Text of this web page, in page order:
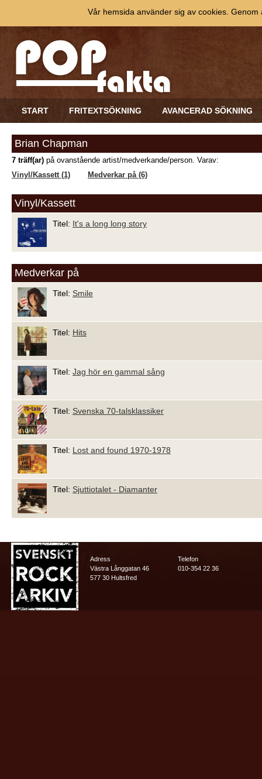
START FRITEXTSÖKNING AVANCERAD SÖKNING
Brian Chapman
7 träff(ar) på ovanstående artist/medverkande/person. Varav:
Vinyl/Kassett (1)
Medverkar på (6)
Vinyl/Kassett
Titel: It's a long long story
Medverkar på
Titel: Smile
Titel: Hits
Titel: Jag hör en gammal sång
Titel: Svenska 70-talsklassiker
Titel: Lost and found 1970-1978
Titel: Sjuttiotalet - Diamanter
Adress
Västra Långgatan 46
577 30 Hultsfred
Telefon
010-354 22 36
Vår hemsida använder sig av cookies.